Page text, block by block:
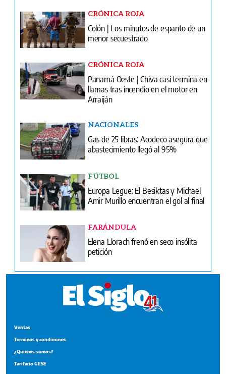
CRÓNICA ROJA
Colón | Los minutos de espanto de un
menor secuestrado
CRÓNICA ROJA
Panamá Oeste | Chiva casi termina en
llamas tras incendio en el motor en
Arraiján
NACIONALES
Gas de 25 libras: Acodeco asegura que
abastecimiento llegó al 95%
FÚTBOL
Europa Legue: El Besiktas y Michael
Amir Murillo encuentran el gol al final
FARÁNDULA
Elena Llorach frenó en seco insólita
petición
Ventas
Terminos y condiciones
¿Quiénes somos?
Tarifario GESE